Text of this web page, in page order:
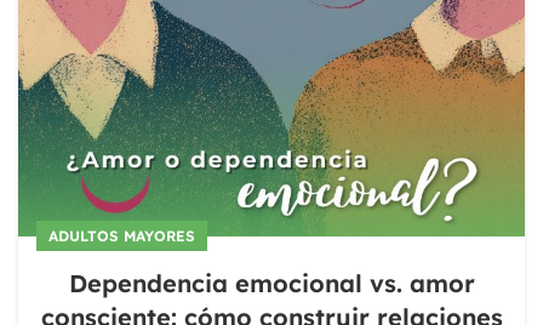
ADULTOS MAYORES
Dependencia emocional vs. amor
consciente: cómo construir relaciones